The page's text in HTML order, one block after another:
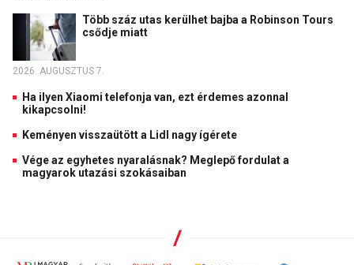
Több száz utas kerülhet bajba a Robinson Tours
csődje miatt
2026. AUGUSZTUS 7.
Ha ilyen Xiaomi telefonja van, ezt érdemes azonnal
kikapcsolni!
Keményen visszaütött a Lidl nagy ígérete
Vége az egyhetes nyaralásnak? Meglepő fordulat a
magyarok utazási szokásaiban